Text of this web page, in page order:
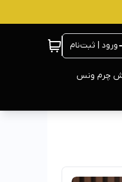
ورود | ثبت‌نام
چرم ونس